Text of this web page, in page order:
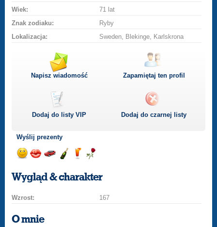
Wiek:
71 lat
Znak zodiaku:
Ryby
Lokalizacja:
Sweden, Blekinge, Karlskrona
Napisz wiadomość Zapamiętaj ten profil
Dodaj do listyVIP Dodaj do czarnej listy
Wyślij prezenty
uśmiech
buziakasamochodem
szampana
drinka
różę
Wygląd & charakter
Wzrost: 167
O mnie